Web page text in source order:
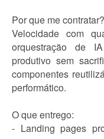
Por que me contratar?
Velocidade com
orquestração de
produtivo sem
componentes
performático.
O que entrego:
- Landing pages